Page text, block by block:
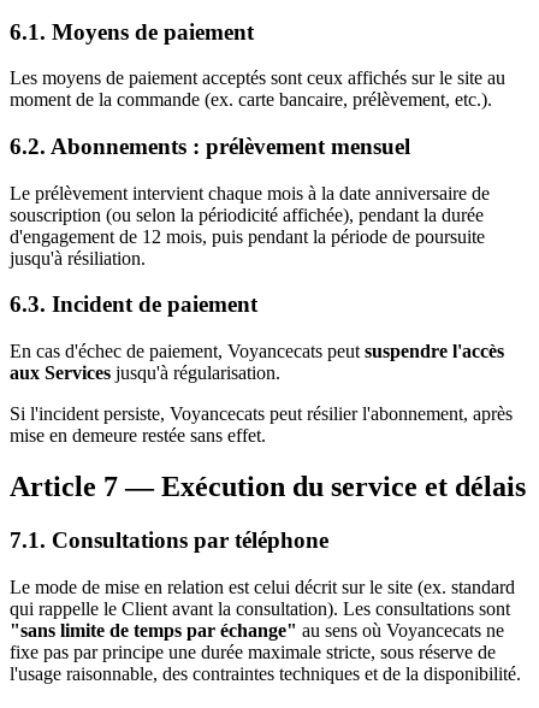
6.1. Moyens de paiement
Les moyens de paiement acceptés sont ceux affichés sur le site au
moment de la commande (ex. carte bancaire, prélèvement, etc.).
6.2. Abonnements : prélèvement mensuel
Le prélèvement intervient chaque mois à la date anniversaire de
souscription (ou selon la périodicité affichée), pendant la durée
d'engagement de 12 mois, puis pendant la période de poursuite
jusqu'à résiliation.
6.3. Incident de paiement
En cas d'échec de paiement, Voyancecats peut suspendre l'accès
aux Services jusqu'à régularisation.
Si l'incident persiste, Voyancecats peut résilier l'abonnement, après
mise en demeure restée sans effet.
Article 7 — Exécution du service et délais
7.1. Consultations par téléphone
Le mode de mise en relation est celui décrit sur le site (ex. standard
qui rappelle le Client avant la consultation). Les consultations sont
"sans limite de temps par échange" au sens où Voyancecats ne
fixe pas par principe une durée maximale stricte, sous réserve de
l'usage raisonnable, des contraintes techniques et de la disponibilité.